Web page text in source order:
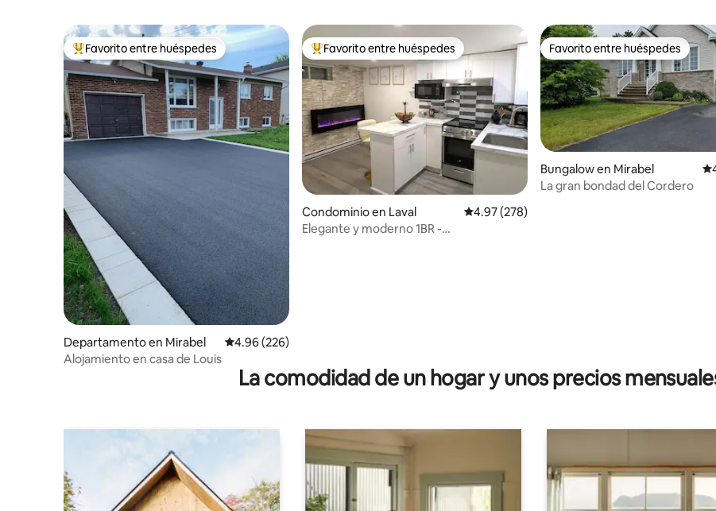
De los mejores en Favorito entre huéspedes
Favorito entre huéspedes
Departamento en Mirabel Calificación promedio: 4.96 de 5; 226 evaluaciones
4.96 (226)
Alojamiento en casa de Louis
De los mejores en Favorito entre huéspedes
Favorito entre huéspedes
Condominio en Laval Calificación promedio: 4.97 de 5; 278
4.97 (278)
Elegante y moderno 1BR -
Favorito entre huéspedes
Favorito entre huéspedes
Bungalow en Mirabel
La gran bondad del Cordero
La comodidad de un hogar y unos precios